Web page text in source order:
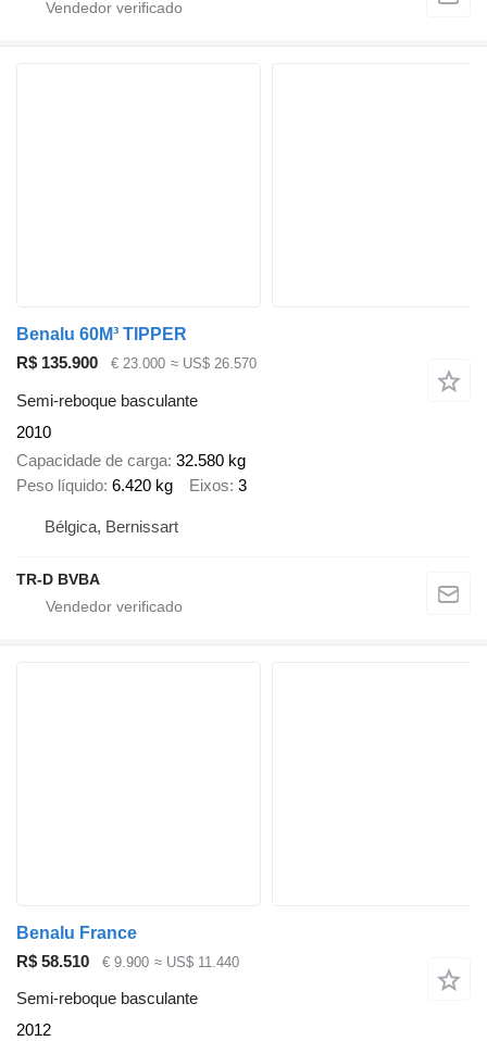
Benalu 60M³ TIPPER
R$ 135.900
€ 23.000 ≈ US$ 26.570
Semi-reboque basculante
2010
Capacidade de carga 32.580 kg
Peso líquido 6.420 kg Eixos 3
Bélgica, Bernissart
TR-D BVBA
Benalu France
R$ 58.510
€ 9.900 ≈ US$ 11.440
Semi-reboque basculante
2012